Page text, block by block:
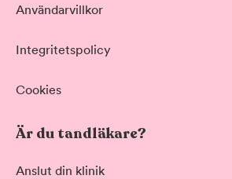
Grundlig kontroll av tänder och tandkött
Professionell rengöring och puts
Skonsam blekning för vitare tänder
Datum
Användarvillkor
Integritetspolicy
Cookies
Är du tandläkare?
Anslut din klinik